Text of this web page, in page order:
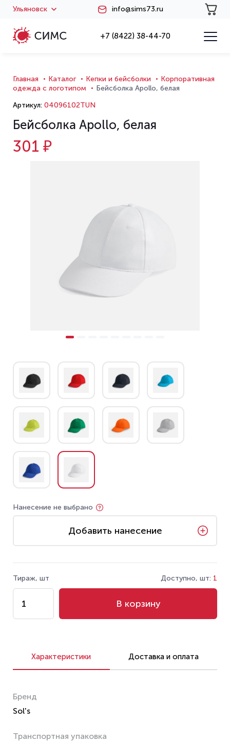
Ульяновск info@sims73.ru
+7 (8422) 38-44-70
Главная Каталог Кепки и бейсболки
Корпоративная
одежда с логотипом
Бейсболка Apollo, белая
Артикул: 04096102TUN
Бейсболка Apollo, белая
301 ₽
Нанесение не выбрано
Добавить нанесение
Тираж, шт Доступно, шт: 1
В корзину
Характеристики Доставка и оплата
Бренд
Sol's
Транспортная упаковка